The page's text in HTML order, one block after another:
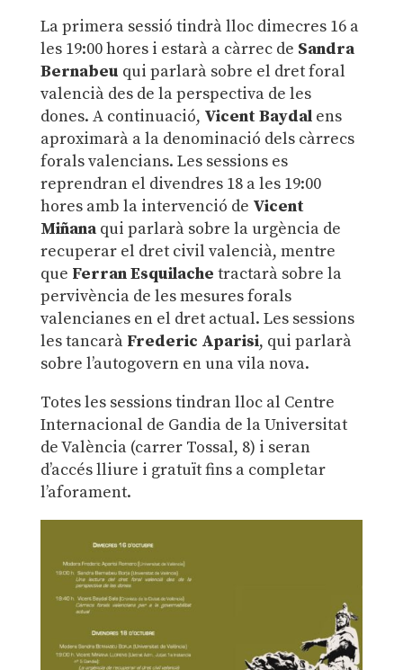
La primera sessió tindrà lloc dimecres 16 a
les 19:00 hores i estarà a càrrec de Sandra
Bernabeu qui parlarà sobre el dret foral
valencià des de la perspectiva de les
dones. A continuació, Vicent Baydalens
aproximarà a la denominació dels càrrecs
forals valencians. Les sessions es
reprendran el divendres 18 a les 19:00
hores amb la intervenció de Vicent
Miñanaqui parlarà sobre la urgència de
recuperar el dret civil valencià, mentre
que Ferran Esquilache tractarà sobre la
pervivència de les mesures forals
valencianes en el dret actual. Les sessions
les tancarà Frederic Aparisi, qui parlarà
sobre l’autogovern en una vila nova.
Totes les sessions tindran lloc al Centre
Internacional de Gandia de la Universitat
de València (carrer Tossal, 8) i seran
d’accés lliure i gratuït fins a completar
l’aforament.